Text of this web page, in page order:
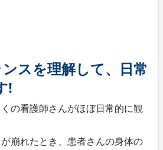
スを理解して、日常
!
の看護師さんがほぼ日常的に観
崩れたとき、患者さんの身体の